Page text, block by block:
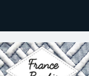
France
Le site de France